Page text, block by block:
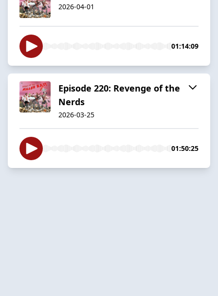
2026-04-01
01:14:09
Episode 220: Revenge of the
Nerds
2026-03-25
01:50:25